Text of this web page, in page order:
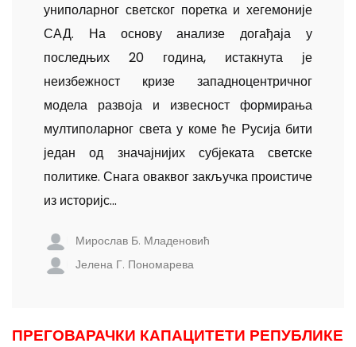
униполарног светског поретка и хегемоније
САД. На основу анализе догађаја у
последњих 20 година, истакнута је
неизбежност кризе западноцентричног
модела развоја и извесност формирања
мултиполарног света у коме ће Русија бити
један од значајнијих субјеката светске
политике. Снага оваквог закључка проистиче
из историјс...
Мирослав Б. Младеновић
Јелена Г. Пономарева
ПРЕГОВАРАЧКИ КАПАЦИТЕТИ РЕПУБЛИКЕ